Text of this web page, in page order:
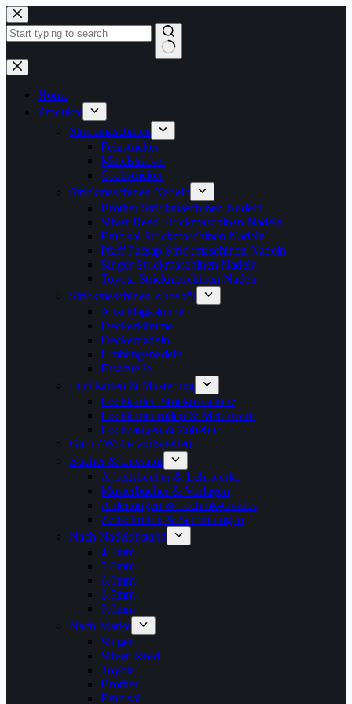
Zum
Inhalt
springen
Keine
Ergebnisse
Home
Produkte
Strickmaschinen
Feinstricker
Mittelstricker
Grobstricker
Strickmaschinen Nadeln
Brother Strickmaschinen Nadeln
Silver Reed Strickmaschinen Nadeln
Empisal Strickmaschinen Nadeln
Pfaff Passap Strickmaschinen Nadeln
Singer Strickmaschinen Nadeln
Toyota Strickmaschinen Nadeln
Strickmaschinen Zubehör
Anschlagkämme
Deckerkämme
Deckernadeln
Umhängenadeln
Ersatzteile
Lochkarten & Musterung
Lochkarten Strickmaschine
Lochkartenrollen & Meterware
Lochzangen & Zubehör
Garn / Wolle vorbereiten
Bücher & Literatur
Arbeitsbücher & Lehrwerke
Musterbücher & Vorlagen
Anleitungen & Technik-Guides
Zeitschriften & Sammlungen
Nach Nadelabstand
4.5mm
5.0mm
6.0mm
6.5mm
9.0mm
Nach Marke
Singer
Silver-Reed
Toyota
Brother
Empisal